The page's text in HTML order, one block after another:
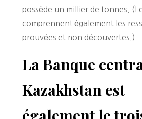
possède un millier de tonnes.
comprennent également les
prouvées et non découvertes.)
La Banque
Kazakhstan est
également le